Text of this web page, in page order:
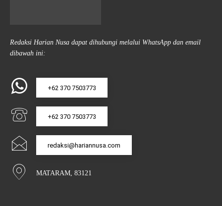
Redaksi Harian Nusa dapat dihubungi melalui WhatsApp dan email
dibawah ini:
+62 370 7503773
+62 370 7503773
redaksi@hariannusa.com
MATARAM, 83121